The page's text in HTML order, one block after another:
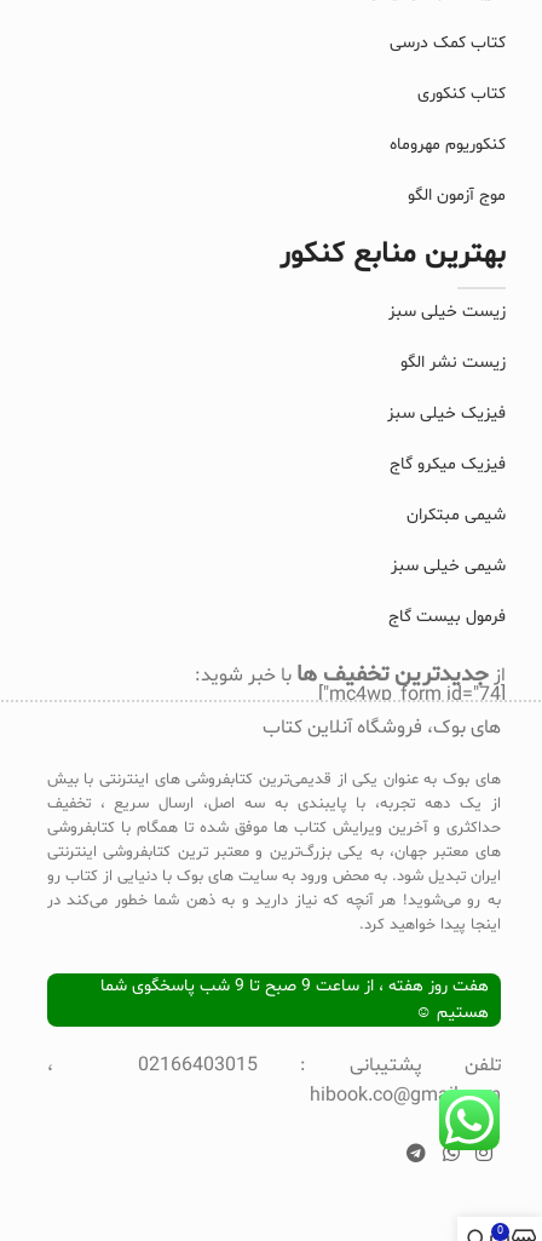
کتاب کمک درسی
کتاب کنکوری
کنکوریوم مهروماه
موج آزمون الگو
بهترین منابع کنکور
زیست خیلی سبز
زیست نشر الگو
فیزیک خیلی سبز
فیزیک میکرو گاج
شیمی مبتکران
شیمی خیلی سبز
فرمول بیست گاج
ازجدیدترین تخفیف ها با خبر شوید:
[mc4wp_form id="74"]
های بوک، فروشگاه آنلاین کتاب
های بوک به عنوان یکی از قدیمی‌ترین کتابفروشی های اینترنتی با بیش
از یک دهه تجربه، با پایبندی به سه اصل، ارسال سریع ، تخفیف
حداکثری و آخرین ویرایش کتاب ها موفق شده تا همگام با کتابفروشی
های معتبر جهان، به یکی بزرگ‌ترین و معتبر ترین کتابفروشی اینترنتی
ایران تبدیل شود. به محض ورود به سایت های بوک با دنیایی از کتاب رو
به رو می‌شوید! هر آنچه که نیاز دارید و به ذهن شما خطور می‌کند در
اینجا پیدا خواهید کرد.
هفت روز هفته ، از ساعت 9 صبح تا 9 شب پاسخگوی شما
هستیم ☺
تلفن پشتیبانی : 02166403015 ،
hibook.co@gmail.com
0